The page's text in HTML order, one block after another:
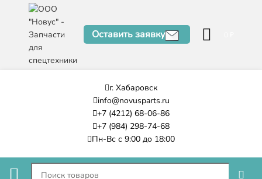
Оставить заявку
г. Хабаровск
info@novusparts.ru
+7 (4212) 68-06-86
+7 (984) 298-74-68
Пн-Вс с 9:00 до 18:00